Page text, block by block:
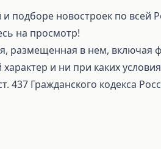
подборе новостроек по всей
на просмотр!
размещенная в нем, включая
и ни при каких
437 Гражданского кодекса